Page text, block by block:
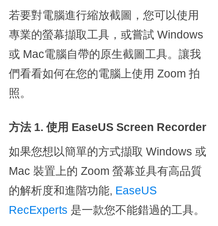
若要對電腦進行縮放截圖，您可以使用
專業的螢幕擷取工具，或嘗試 Windows
或 Mac電腦自帶的原生截圖工具。讓我
們看看如何在您的電腦上使用 Zoom 拍
照。
方法 1. 使用 EaseUS Screen Recorder
如果您想以簡單的方式擷取 Windows 或
Mac 裝置上的 Zoom 螢幕並具有高品質
的解析度和進階功能, EaseUS
RecExperts 是一款您不能錯過的工具。